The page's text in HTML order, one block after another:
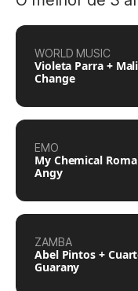
WORLD MUSIC
Violeta Parra +
Change
EMO
My Chemical
Angy
ZAMBA
Abel Pintos +
Guarany